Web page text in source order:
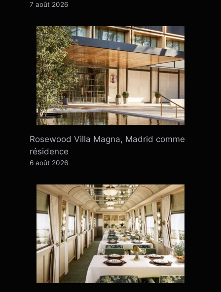
7 août 2026
Rosewood Villa Magna, Madrid comme
résidence
6 août 2026